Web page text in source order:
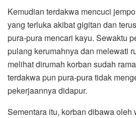
Kemudian terdakwa mencuci
yang terluka akibat gigitan dan
pura-pura mencari kayu. Sewaktu
pulang kerumahnya dan melewati
melihat dirumah korban sudah
terdakwa pun pura-pura tidak
pekerjaannya didapur.
Sementara itu, korban dibawa oleh